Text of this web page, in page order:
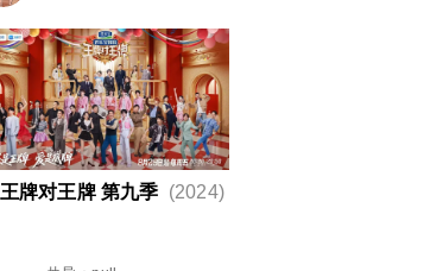
王牌对王牌 第九季 (2024)